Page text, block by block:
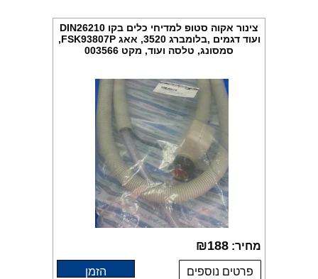
צינור אקוה סטופ למדיחי כלים בקו DIN26210
ועוד דגמים ,בלומברג 3520, אאג FSK93807P,
סמסונג, טלסה ועוד, מקט 003566
מחיר: ₪188
פרטים נוספים הזמן